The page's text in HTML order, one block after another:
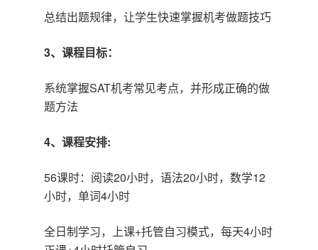
总结出题规律，让学生快速掌握机考做题技巧
3、课程目标：
系统掌握SAT机考常见考点，并形成正确的做
题方法
4、课程安排:
56课时：阅读20小时，语法20小时，数学12
小时，单词4小时
全日制学习，上课+托管自习模式，每天4小时